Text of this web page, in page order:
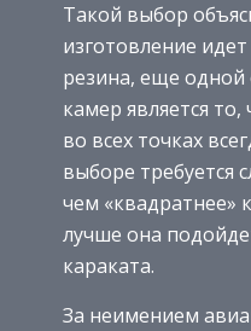
Такой выбор
изготовление
резина, еще одной
камер является
во всех точках
выборе требуется
чем «квадратнее»
лучше она
караката.
За неимением